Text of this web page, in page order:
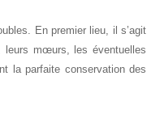
En premier lieu, il s’agit
leurs mœurs, les éventuelles
la parfaite conservation des